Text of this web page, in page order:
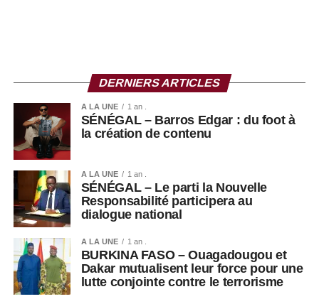
de voter dans des conditions acceptables.
DERNIERS ARTICLES
A LA UNE 1 an .
SÉNÉGAL – Barros Edgar : du foot à
la création de contenu
A LA UNE 1 an .
SÉNÉGAL – Le parti la Nouvelle
Responsabilité participera au
dialogue national
A LA UNE 1 an .
BURKINA FASO – Ouagadougou et
Dakar mutualisent leur force pour une
lutte conjointe contre le terrorisme